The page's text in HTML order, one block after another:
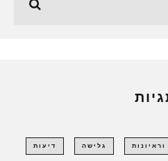
גלישה דיעות